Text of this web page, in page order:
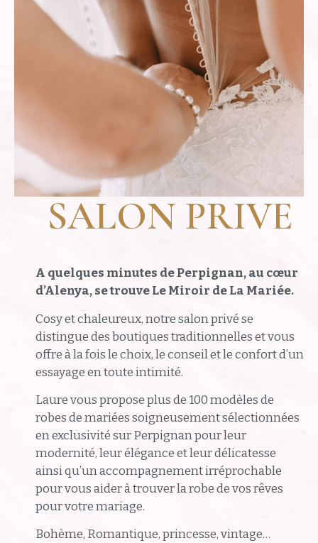
SALON PRIVE
A quelques minutes de Perpignan, au cœur
d’Alenya, se trouve Le Miroir de La Mariée.
Cosy et chaleureux, notre salon privé se
distingue des boutiques traditionnelles et vous
offre à la fois le choix, le conseil et le confort d’un
essayage en toute intimité.
Laure vous propose plus de 100 modèles de
robes de mariées soigneusement sélectionnées
en exclusivité sur Perpignan pour leur
modernité, leur élégance et leur délicatesse
ainsi qu’un accompagnement irréprochable
pour vous aider à trouver la robe de vos rêves
pour votre mariage.
Bohème, Romantique, princesse, vintage…